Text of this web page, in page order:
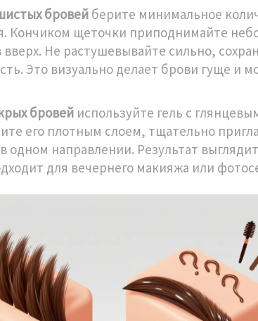
бровей берите минимальное
Кончиком щеточки приподнимайте
вверх. Не растушевывайте сильно,
Это визуально делает брови гуще и
бровей используйте гель с
его плотным слоем, тщательно
одном направлении. Результат выглядит
для вечернего макияжа или